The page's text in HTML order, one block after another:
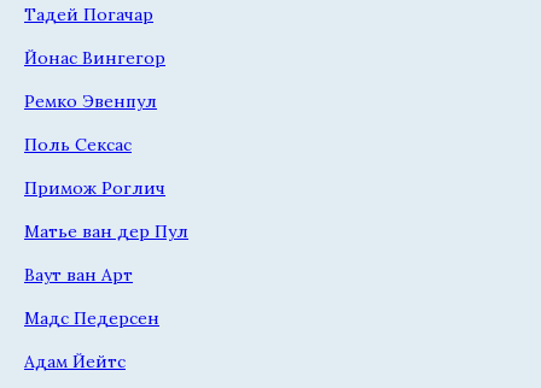
Тадей Погачар
Йонас Вингегор
Ремко Эвенпул
Поль Сексас
Примож Роглич
Матье ван дер Пул
Ваут ван Арт
Мадс Педерсен
Адам Йейтс